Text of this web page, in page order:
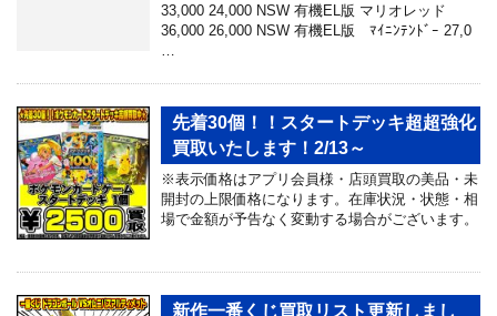
33,000 24,000 NSW 有機EL版 マリオレッド
36,000 26,000 NSW 有機EL版 ﾏｲﾆﾝﾃﾝﾄﾞｰ 27,0
先着30個！！スタートデッキ超超強化
買取いたします！2/13～
※表示価格はアプリ会員様・店頭買取の美品・未
開封の上限価格になります。在庫状況・状態・相
場で金額が予告なく変動する場合がございます。
新作一番くじ買取リスト更新しまし